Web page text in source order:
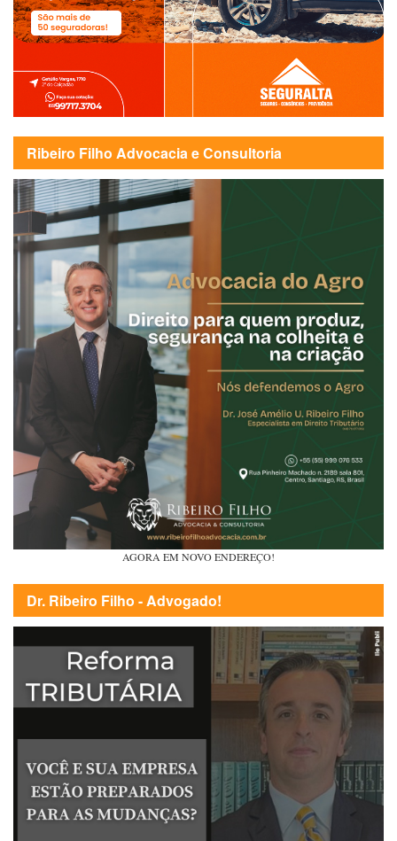
Ribeiro Filho Advocacia e Consultoria
AGORA EM NOVO ENDEREÇO!
Dr. Ribeiro Filho - Advogado!